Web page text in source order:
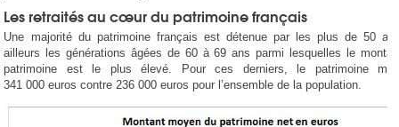
Les retraités au cœur du patrimoine français
Une majorité du patrimoine français est détenue par les plus de 50
ailleurs les générations âgées de 60 à 69 ans parmi lesquelles le
patrimoine est le plus élevé. Pour ces derniers, le patrimoine
341 000 euros contre 236 000 euros pour l’ensemble de la population.